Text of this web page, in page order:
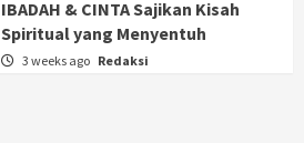
IBADAH & CINTA Sajikan Kisah
Spiritual yang Menyentuh
3 weeks ago Redaksi